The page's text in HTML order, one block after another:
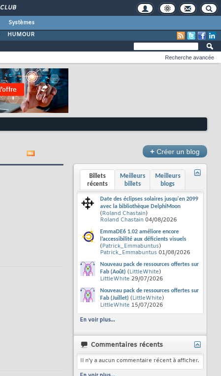
CLUB
Systèmes
HUMOUR
Recherche avancée
+ Créer un blog
Billets
récents
Meilleurs
billets
Meilleurs
blogs
Date des éclipses solaires jusqu'en 2099
avec la bibliothèque DelphiMoon
(Roland Chastain)
Roland Chastain 04/08/2026
EmmaDE6 1.02 améliore encore
l’accessibilité aux déficients visuels
(Patrick_Emmabuntus)
Patrick_Emmabuntus 01/08/2026
Nouveau pack de ressources offertes sur
Fab (Août) (LittleWhite)
LittleWhite 29/07/2026
Nouveau pack de ressources offertes sur
Fab (Juillet) (LittleWhite)
LittleWhite 15/07/2026
En voir plus...
Commentaires récents
Il n'y a aucun commentaire récent à afficher.